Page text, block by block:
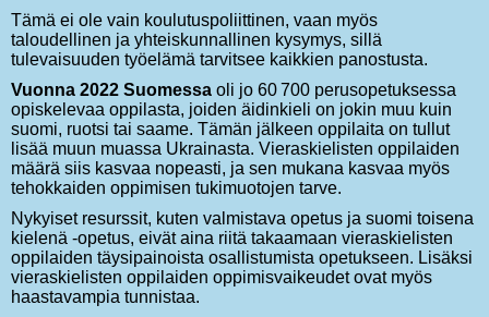
Tämä ei ole vain koulutuspoliittinen, vaan myös
taloudellinen ja yhteiskunnallinen kysymys, sillä
tulevaisuuden työelämä tarvitsee kaikkien panostusta.
Vuonna 2022 Suomessa oli jo 60 700 perusopetuksessa
opiskelevaa oppilasta, joiden äidinkieli on jokin muu kuin
suomi, ruotsi tai saame. Tämän jälkeen oppilaita on tullut
lisää muun muassa Ukrainasta. Vieraskielisten oppilaiden
määrä siis kasvaa nopeasti, ja sen mukana kasvaa myös
tehokkaiden oppimisen tukimuotojen tarve.
Nykyiset resurssit, kuten valmistava opetus ja suomi toisena
kielenä -opetus, eivät aina riitä takaamaan vieraskielisten
oppilaiden täysipainoista osallistumista opetukseen. Lisäksi
vieraskielisten oppilaiden oppimisvaikeudet ovat myös
haastavampia tunnistaa.